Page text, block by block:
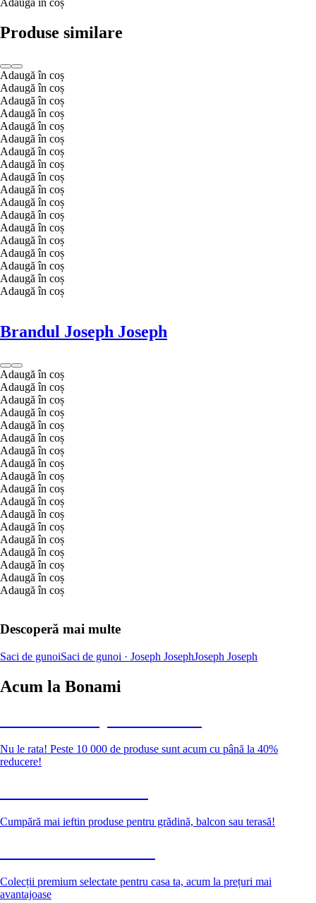
Produse similare
Adaugă în coș
Adaugă în coș
Adaugă în coș
Adaugă în coș
Adaugă în coș
Adaugă în coș
Adaugă în coș
Adaugă în coș
Adaugă în coș
Adaugă în coș
Adaugă în coș
Adaugă în coș
Adaugă în coș
Adaugă în coș
Adaugă în coș
Adaugă în coș
Adaugă în coș
Adaugă în coș
Brandul Joseph Joseph
Adaugă în coș
Adaugă în coș
Adaugă în coș
Adaugă în coș
Adaugă în coș
Adaugă în coș
Adaugă în coș
Adaugă în coș
Adaugă în coș
Adaugă în coș
Adaugă în coș
Adaugă în coș
Adaugă în coș
Adaugă în coș
Adaugă în coș
Adaugă în coș
Adaugă în coș
Adaugă în coș
Descoperă mai multe
Saci de gunoiSaci de gunoi · Joseph JosephJoseph Joseph
Acum la Bonami
Nu le rata! Peste 10 000 de produse sunt acum cu până la 40%
reducere!
Cumpără mai ieftin produse pentru grădină, balcon sau terasă!
Colecții premium selectate pentru casa ta, acum la prețuri mai
avantajoase